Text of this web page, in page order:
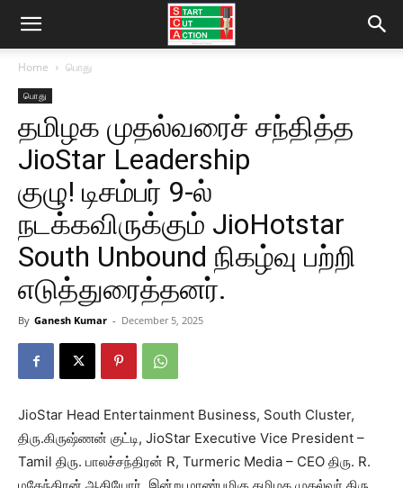
Home பொது
பொது
தமிழக முதல்வரைச் சந்தித்த
JioStar Leadership
குழு! டிசம்பர் 9-ல்
நடக்கவிருக்கும் JioHotstar
South Unbound நிகழ்வு பற்றி
எடுத்துரைத்தனர்.
By Ganesh Kumar - December 5, 2025
JioStar Head Entertainment Business, South Cluster,
திரு.கிருஷ்ணன் குட்டி, JioStar Executive Vice President –
Tamil திரு. பாலச்சந்திரன் R, Turmeric Media – CEO திரு. R.